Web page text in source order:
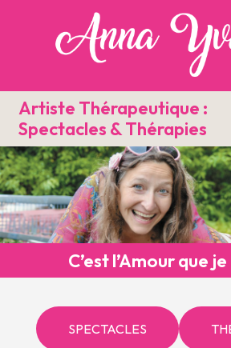
Artiste Thérapeutique :
Spectacles & Thérapies
C’est l’Amour que
SPECTACLES